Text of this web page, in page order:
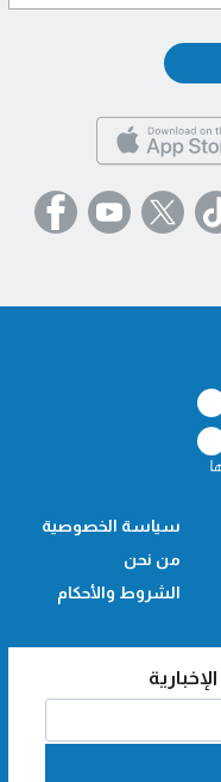
سياسة الخصوصية
من نحن
الشروط والأحكام